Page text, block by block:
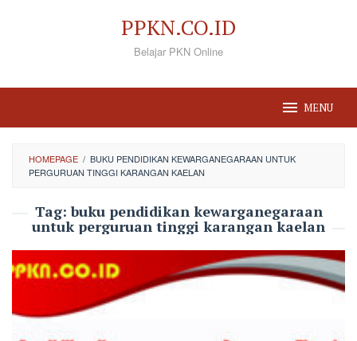
PPKN.CO.ID
Belajar PKN Online
MENU
HOMEPAGE / BUKU PENDIDIKAN KEWARGANEGARAAN UNTUK
PERGURUAN TINGGI KARANGAN KAELAN
Tag:buku pendidikan kewarganegaraan
untuk perguruan tinggi karangan kaelan